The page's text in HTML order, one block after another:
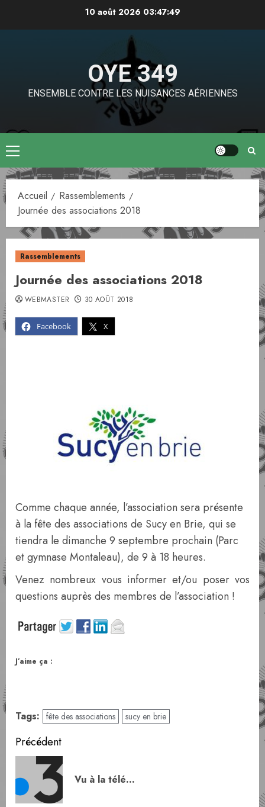
10 août 2026 03:47:49
OYE 349
ENSEMBLE CONTRE LES NUISANCES AÉRIENNES
Menu
principal
Accueil
Rassemblements
Journée des associations 2018
Rassemblements
Journée des associations 2018
Facebook X
WEBMASTER 30 AOÛT 2018
Comme chaque année, l’association sera présente
à la fête des associations de Sucy en Brie, qui se
tiendra le dimanche 9 septembre prochain (Parc
et gymnase Montaleau), de 9 à 18 heures.
Venez nombreux vous informer et/ou poser vos
questions auprès des membres de l’association !
J’aime ça :
Tags: fête des associations sucy en brie
Navigation
d’article
Précédent
Vu à la télé…